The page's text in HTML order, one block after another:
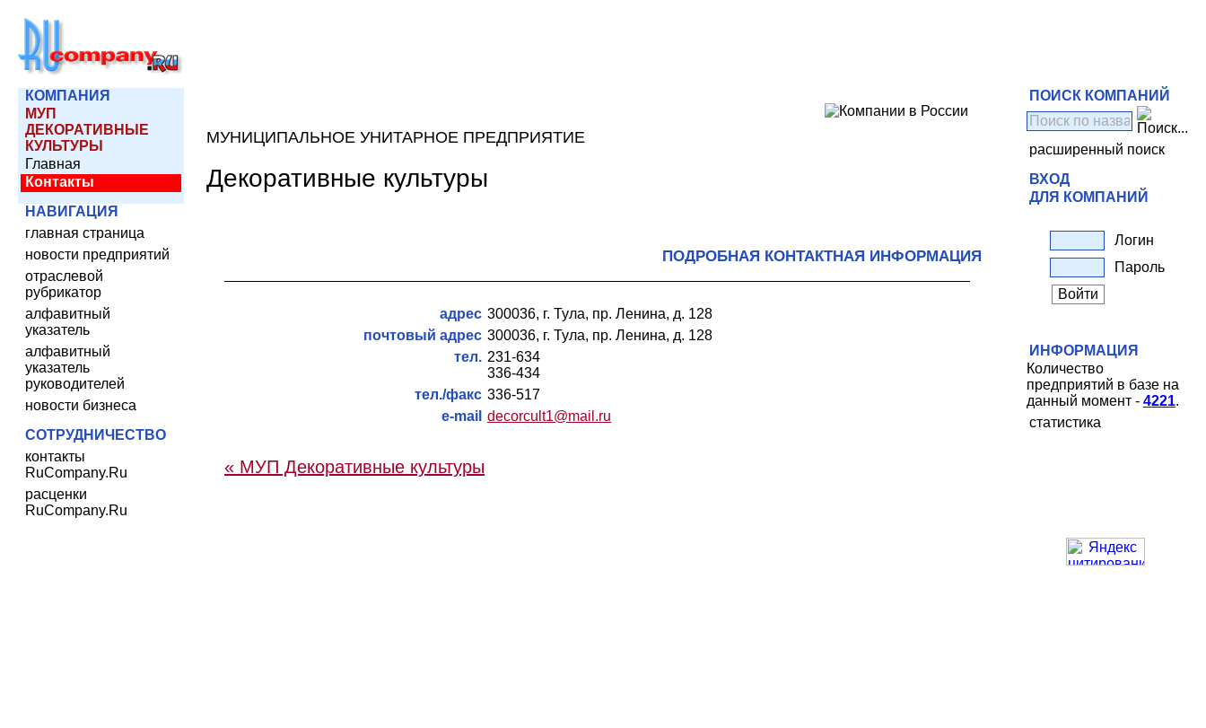
КОМПАНИЯ
МУП
ДЕКОРАТИВНЫЕ
КУЛЬТУРЫ
Главная
Контакты
НАВИГАЦИЯ
главная страница
новости предприятий
отраслевой
рубрикатор
алфавитный
указатель
алфавитный
указатель
руководителей
новости бизнеса
СОТРУДНИЧЕСТВО
контакты
RuCompany.Ru
расценки
RuCompany.Ru
МУНИЦИПАЛЬНОЕ УНИТАРНОЕ ПРЕДПРИЯТИЕ
Декоративные культуры
ПОДРОБНАЯ КОНТАКТНАЯ ИНФОРМАЦИЯ
адрес 300036, г. Тула, пр. Ленина, д. 128
почтовый адрес 300036, г. Тула, пр. Ленина, д. 128
тел. 231-634
336-434
тел./факс 336-517
e-mail decorcult1@mail.ru
« МУП Декоративные культуры
ПОИСК КОМПАНИЙ
расширенный поиск
ВХОД
ДЛЯ КОМПАНИЙ
Логин
Пароль
ИНФОРМАЦИЯ
Количество
предприятий в базе на
данный момент - 4221.
статистика